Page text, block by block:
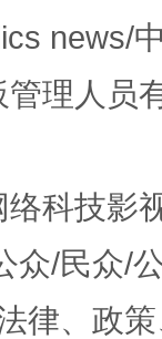
news/
理人员
科技影
众/民众/
律、政